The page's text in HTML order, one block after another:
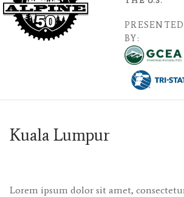
PRESENTED
BY:
Kuala Lumpur
Lorem ipsum dolor sit amet,